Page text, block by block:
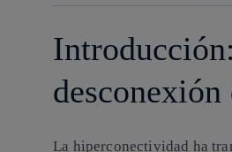
La hiperconectividad ha